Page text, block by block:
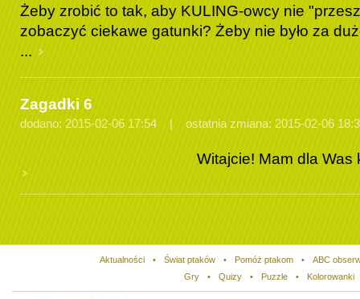
Żeby zrobić to tak, aby KULING-owcy nie
zobaczyć ciekawe gatunki? Żeby nie było za
...
Zagadki 6
dodano: 2015-02-06 17:54 | ostatnia zmiana: 2015-02-06
Witajcie! Mam dla Was kolejne
Aktualności • Świat ptaków • Pomóż ptakom •
ABC
Gry
• Quizy • Puzzle • Kolorowanki